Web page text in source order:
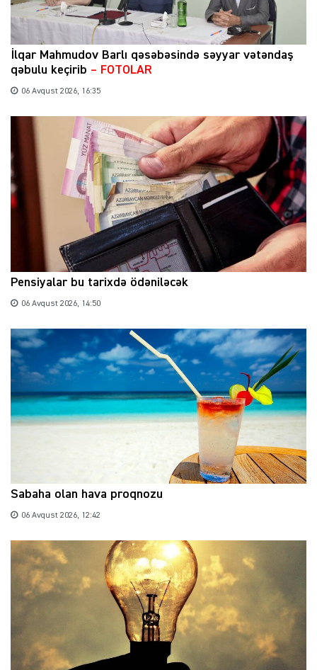
İlqar Mahmudov Barlı qəsəbəsində səyyar vətəndaş
qəbulu keçirib – FOTOLAR
06 Avqust 2026, 16:35
Pensiyalar bu tarixdə ödəniləcək
06 Avqust 2026, 14:50
Sabaha olan hava proqnozu
06 Avqust 2026, 12:42